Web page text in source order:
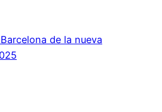
de la nueva